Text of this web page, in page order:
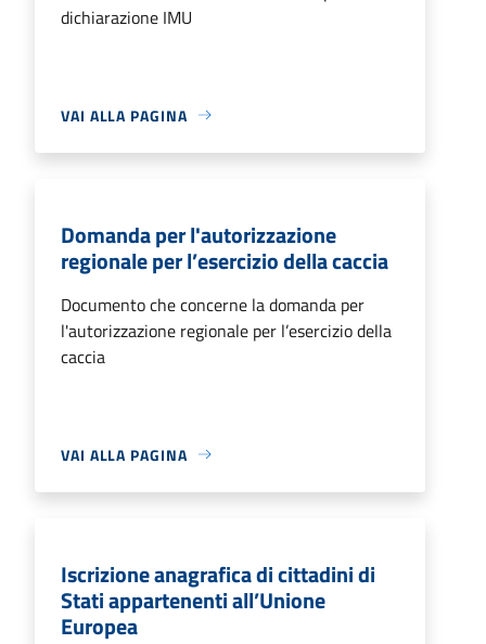
dichiarazione IMU
VAI ALLA PAGINA
Domanda per l'autorizzazione
regionale per l’esercizio della caccia
Documento che concerne la domanda per
l'autorizzazione regionale per l’esercizio della
caccia
VAI ALLA PAGINA
Iscrizione anagrafica di cittadini di
Stati appartenenti all’Unione
Europea